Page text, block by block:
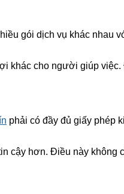
gói dịch vụ khác nhau
khác cho người giúp
phải có đầy đủ giấy phép
cậy hơn. Điều này không